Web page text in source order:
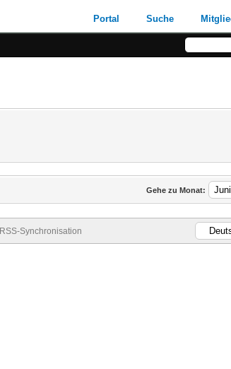
Portal Suche
Gehe zu Monat:
RSS-Synchronisation